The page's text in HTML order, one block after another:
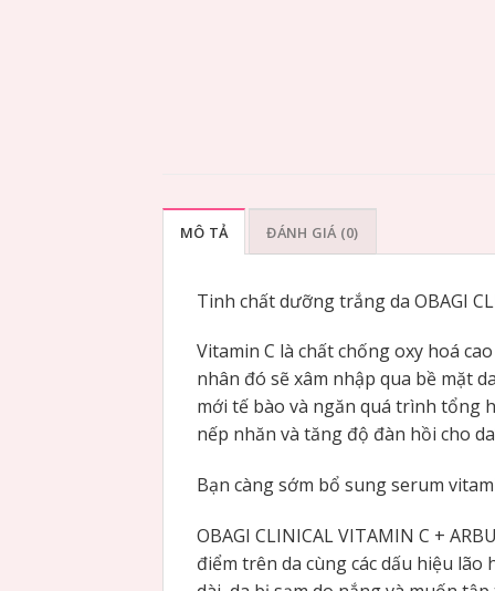
MÔ TẢ ĐÁNH GIÁ (0)
Tinh chất dưỡng trắng da OBAGI
Vitamin C là chất chống oxy hoá
nhân đó sẽ xâm nhập qua bề mặt
mới tế bào và ngăn quá trình tổng
nếp nhăn và tăng độ đàn hồi cho
Bạn càng sớm bổ sung serum
OBAGI CLINICAL VITAMIN C +
điểm trên da cùng các dấu hiệu